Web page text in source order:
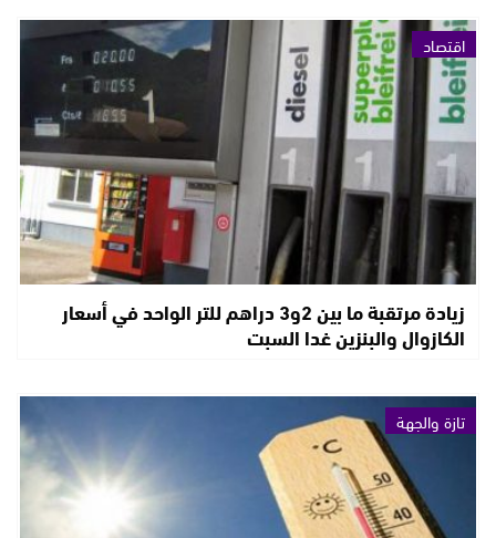
اقتصاد
زيادة مرتقبة ما بين 2و3 دراهم للتر الواحد في أسعار
الكازوال والبنزين غدا السبت
تازة والجهة